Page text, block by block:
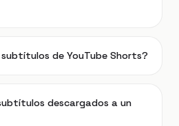
de YouTube Shorts?
descargados a un